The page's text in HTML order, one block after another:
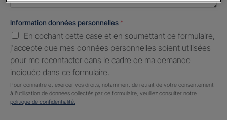
Information données personnelles *
En cochant cette case et en soumettant ce formulaire,
j'accepte que mes données personnelles soient utilisées
pour me recontacter dans le cadre de ma demande
indiquée dans ce formulaire.
Pour connaitre et exercer vos droits, notamment de retrait de votre consentement
à l'utilisation de données collectés par ce formulaire, veuillez consulter notre
politique de confidentialité.